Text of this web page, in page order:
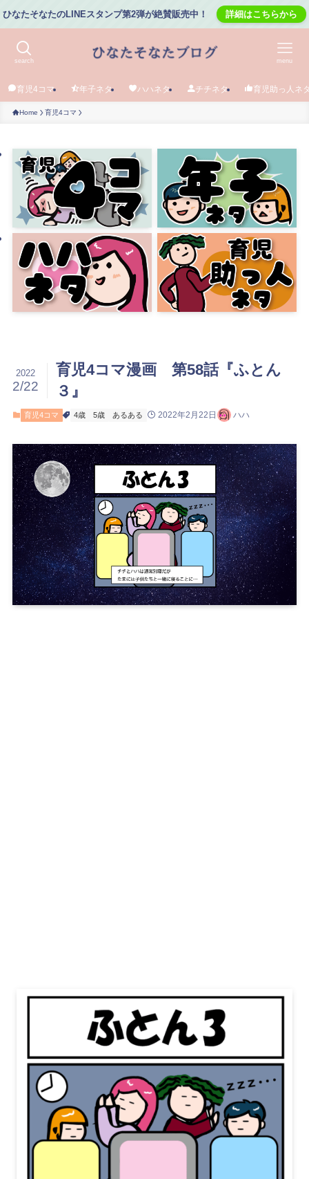
ひなたそなたのLINEスタンプ第2弾が絶賛販売中！ 詳細はこちらから
search menu
育児4コマ 年子ネタ ハハネタ チチネタ 育児助っ人ネ
Home 育児4コマ
育児4コマ漫画 第58話『ふとん
３』
2022
2/22
育児4コマ 4歳 5歳 あるある 2022年2月22日 ハハ